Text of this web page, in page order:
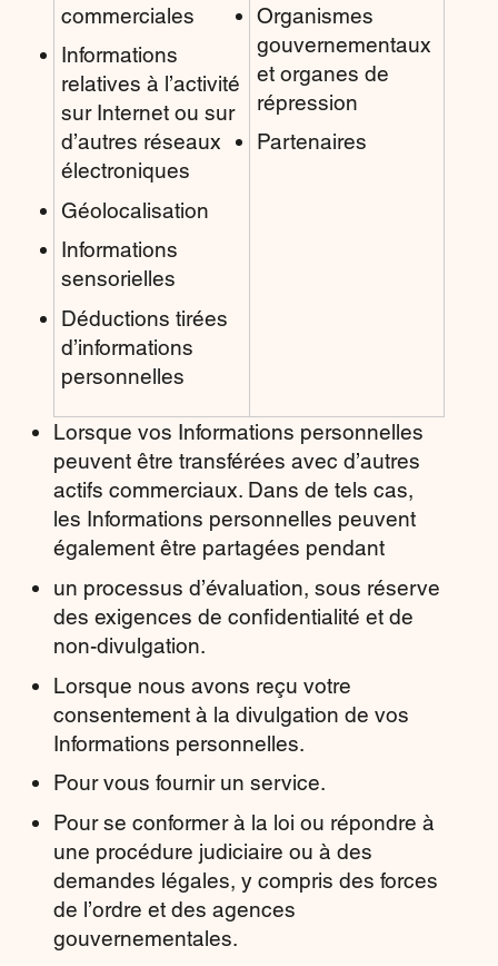
commerciales
Informations
relatives à l’activité
sur Internet ou sur
d’autres réseaux
électroniques
Géolocalisation
Informations
sensorielles
Déductions tirées
d’informations
personnelles
Organismes
gouvernementaux
et organes de
répression
Partenaires
Lorsque vos Informations personnelles
peuvent être transférées avec d’autres
actifs commerciaux. Dans de tels cas,
les Informations personnelles peuvent
également être partagées pendant
un processus d’évaluation, sous réserve
des exigences de confidentialité et de
non-divulgation.
Lorsque nous avons reçu votre
consentement à la divulgation de vos
Informations personnelles.
Pour vous fournir un service.
Pour se conformer à la loi ou répondre à
une procédure judiciaire ou à des
demandes légales, y compris des forces
de l’ordre et des agences
gouvernementales.